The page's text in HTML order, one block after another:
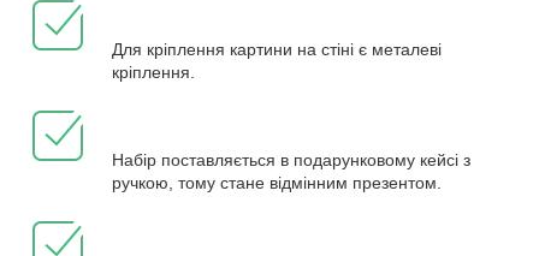
Для кріплення картини на стіні є металеві
кріплення.
Набір поставляється в подарунковому кейсі з
ручкою, тому стане відмінним презентом.